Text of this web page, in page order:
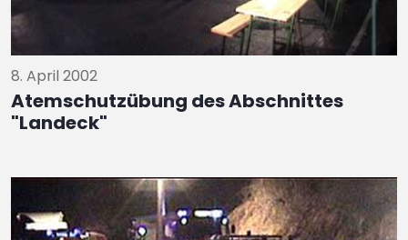
8. April 2002
Atemschutzübung des Abschnittes
"Landeck"